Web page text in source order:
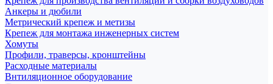
Анкеры и дюбили
Метрический крепеж и метизы
Крепеж для монтажа инженерных систем
Хомуты
Профили, траверсы, кронштейны
Расходные материалы
Внтиляционное оборудование